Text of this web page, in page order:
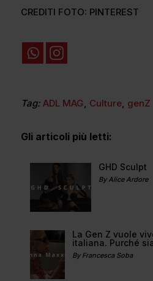
CREDITI FOTO: PINTEREST
Tag: ADL MAG, Culture, genZ
Gli articoli più letti:
GHD Sculpt
By Alice Ardore
La Gen Z vuole
italiana. Purché
By Francesca Soba